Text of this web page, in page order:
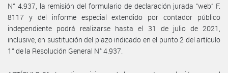
N° 4.937, la remisión del formulario de declaración jurada “web” F.
8117 y del informe especial extendido por contador público
independiente podrá realizarse hasta el 31 de julio de 2021,
inclusive, en sustitución del plazo indicado en el punto 2 del artículo
1° de la Resolución General N° 4.937.